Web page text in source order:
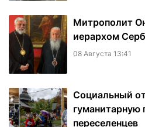
Митрополит
иерархом
08 Августа 13:41
Социальный
переселенцев